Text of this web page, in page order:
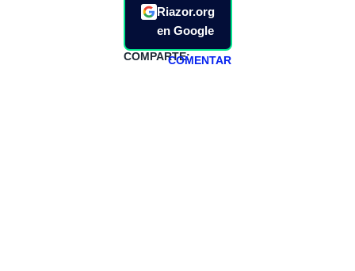
Riazor.org
en Google
COMPARTE:COMENTAR